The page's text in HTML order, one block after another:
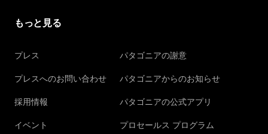
もっと見る
プレス
プレスへのお問い合わせ
採用情報
イベント
パタゴニアの謝意
パタゴニアからのお知らせ
パタゴニアの公式アプリ
プロセールス プログラム